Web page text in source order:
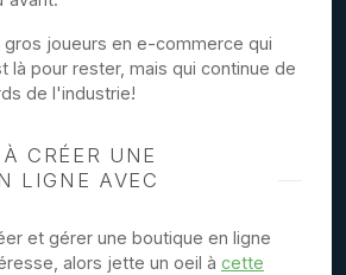
joueurs en e-commerce qui
là pour rester, mais qui continue de
de l'industrie!
CRÉER UNE
LIGNE AVEC
et gérer une boutique en ligne
alors jette un oeil à cette